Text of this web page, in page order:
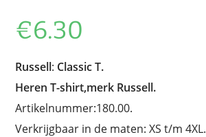
€6.30
Russell: Classic T.
Heren T-shirt,merk Russell.
Artikelnummer:180.00.
Verkrijgbaar in de maten: XS t/m 4XL.